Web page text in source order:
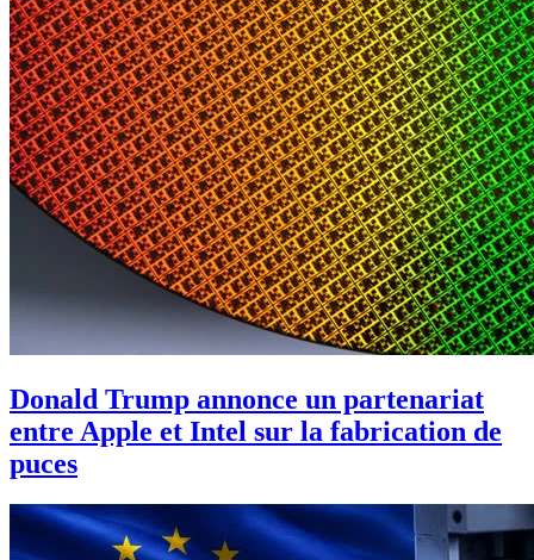
Donald Trump annonce un partenariat
entre Apple et Intel sur la fabrication de
puces